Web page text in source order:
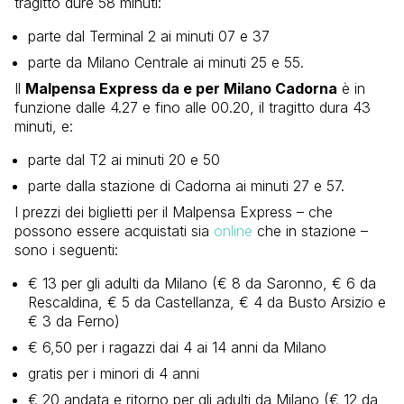
parte dal Terminal 2 ai minuti 07 e 37
parte da Milano Centrale ai minuti 25 e 55.
Il Malpensa Express da e per Milano Cadorna è in
funzione dalle 4.27 e fino alle 00.20, il tragitto dura 43
minuti, e:
parte dal T2 ai minuti 20 e 50
parte dalla stazione di Cadorna ai minuti 27 e 57.
I prezzi dei biglietti per il Malpensa Express – che
possono essere acquistati sia online che in stazione –
sono i seguenti:
€ 13 per gli adulti da Milano (€ 8 da Saronno, € 6 da
Rescaldina, € 5 da Castellanza, € 4 da Busto Arsizio e
€ 3 da Ferno)
€ 6,50 per i ragazzi dai 4 ai 14 anni da Milano
gratis per i minori di 4 anni
€ 20 andata e ritorno per gli adulti da Milano (€ 12 da